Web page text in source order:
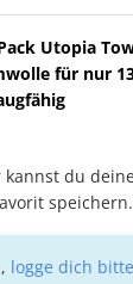
Utopia
für nur
du
speichern.
logge dich